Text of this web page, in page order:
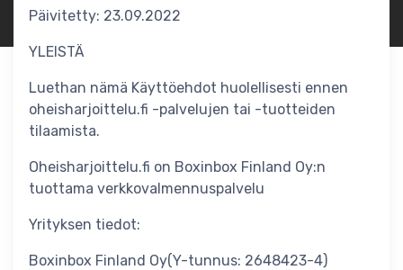
Päivitetty: 23.09.2022
YLEISTÄ
Luethan nämä Käyttöehdot huolellisesti ennen
oheisharjoittelu.fi -palvelujen tai -tuotteiden
tilaamista.
Oheisharjoittelu.fi on Boxinbox Finland Oy:n
tuottama verkkovalmennuspalvelu
Yrityksen tiedot:
Boxinbox Finland Oy(Y-tunnus: 2648423-4)